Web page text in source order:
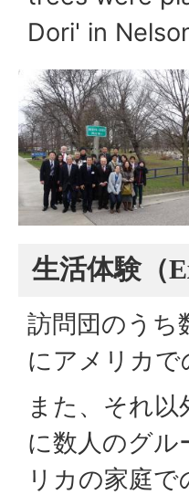
Dori' in
生活体験（
訪問団のうち
にアメリカ
また、それ
に数人のグル
リカの家庭